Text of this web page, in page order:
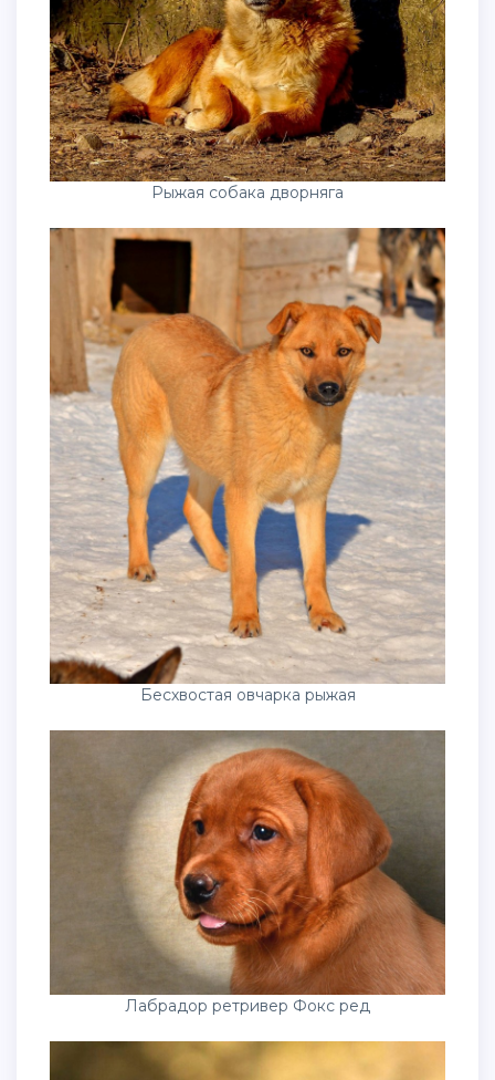
Рыжая собака дворняга
Бесхвостая овчарка рыжая
Лабрадор ретривер Фокс ред